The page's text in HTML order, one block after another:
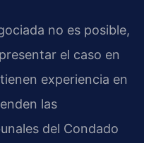
no es posible,
el caso en
experiencia en
las
del Condado